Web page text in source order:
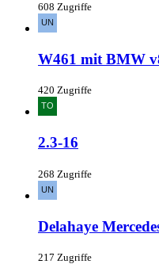
608 Zugriffe
W461 mit BMW
420 Zugriffe
2.3-16
268 Zugriffe
Delahaye
217 Zugriffe